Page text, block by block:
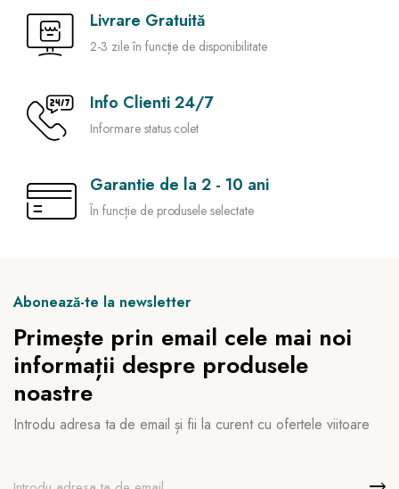
Livrare Gratuită
2-3 zile în funcție de disponibilitate
Info Clienti 24/7
Informare status colet
Garantie de la 2 - 10 ani
În funcție de produsele selectate
Abonează-te la newsletter
Primește prin email cele mai noi
informații despre produsele
noastre
Introdu adresa ta de email și fii la curent cu ofertele viitoare